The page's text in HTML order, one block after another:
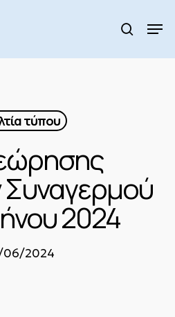
search
τύπου
Συναγερμού
2024
06/2024
Menu